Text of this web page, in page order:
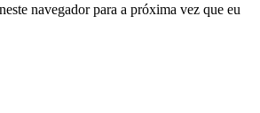
navegador para a próxima vez que eu